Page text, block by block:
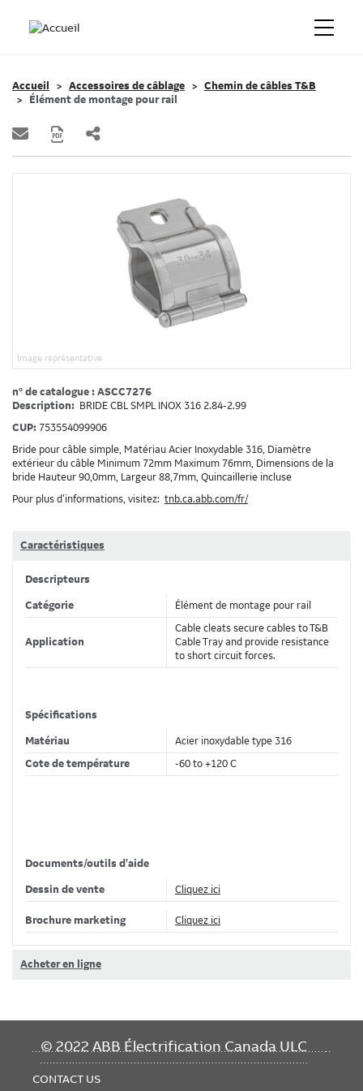
Accueil Accessoires de câblage
Chemin de câbles T&B
Élément de montage pour rail
Image représentative
n° de catalogue : ASCC7276
Description: BRIDE CBL SMPL INOX 316 2.84-2.99
CUP: 753554099906
Bride pour câble simple, Matériau Acier Inoxydable 316, Diamètre
extérieur du câble Minimum 72mm Maximum 76mm, Dimensions de la
bride Hauteur 90,0mm, Largeur 88,7mm, Quincaillerie incluse
Pour plus d’informations, visitez: tnb.ca.abb.com/fr/
Caractéristiques
Descripteurs
Catégorie Élément de montage pour rail
Application
Cable cleats secure cables to T&B
Cable Tray and provide resistance
to short circuit forces.
Spécifications
Matériau
Acier inoxydable type 316
Cote de température
-60 to +120 C
Dimensions
Largeur
Documents/outils d'aide
Dessin de vente Cliquez ici
Brochure marketing Cliquez ici
Acheter en ligne
© 2022 ABB Électrification Canada ULC
FOOTER
CONTACT US